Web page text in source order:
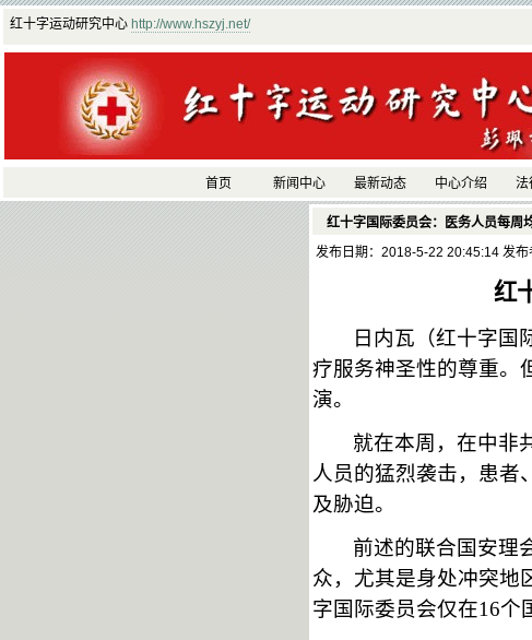
红十字运动研究中心 http://www.hszyj.net/
首页 新闻中心 最新动态 中心介绍 法
红十字国际委员会：医务人员每周
发布日期：2018-5-22 20:45:14 发布
红
日内瓦（红十字国
疗服务神圣性的尊重。
演。
就在本周，在中非
人员的猛烈袭击，患者
及胁迫。
前述的联合国安理
众，尤其是身处冲突地
字国际委员会仅在16个